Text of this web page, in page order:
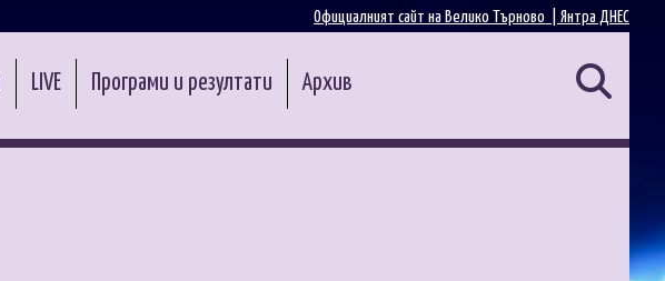
Янтра ДНЕС
Официалният сайт на Велико Търново |
LIVE Програми и резултати Архив